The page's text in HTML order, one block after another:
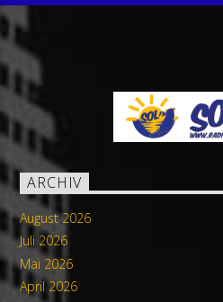
ARCHIV
August 2026
Juli 2026
Mai 2026
April 2026